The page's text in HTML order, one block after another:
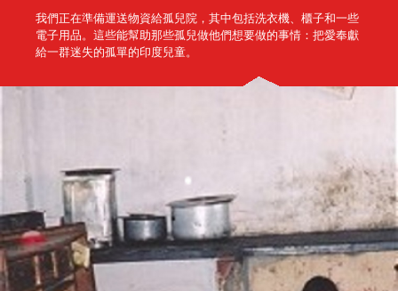
我們正在準備運送物資給孤兒院，其中包括洗衣機、櫃子和一些
電子用品。這些能幫助那些孤兒做他們想要做的事情：把愛奉獻
給一群迷失的孤單的印度兒童。